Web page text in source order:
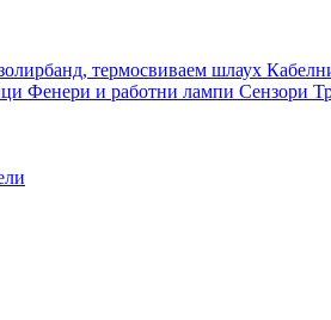
термосвиваем шлаух
Фенери и работни лампи Сензори